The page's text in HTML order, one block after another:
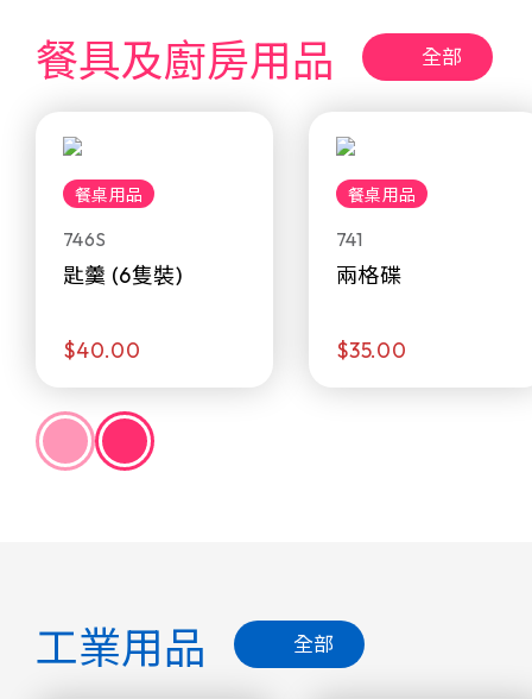
餐具及廚房用品 全部
餐桌用品
746S
匙羹 (6隻裝)
$40.00
餐桌用品
741
兩格碟
$35.00
工業用品 全部